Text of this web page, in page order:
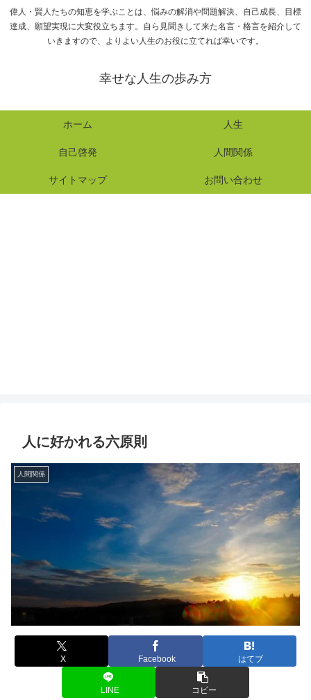
偉人・賢人たちの知恵を学ぶことは、悩みの解消や問題解決、自己成長、目標
達成、願望実現に大変役立ちます。自ら見聞きして来た名言・格言を紹介して
いきますので、よりよい人生のお役に立てれば幸いです。
幸せな人生の歩み方
ホーム 人生
自己啓発 人間関係
サイトマップ お問い合わせ
人に好かれる六原則
人間関係
X Facebook はてブ
LINE コピー